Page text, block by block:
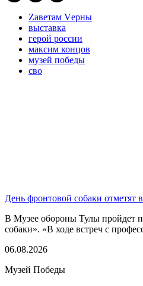
Zаветам Vерны
выставка
герой россии
максим концов
музей победы
сво
День фронтовой собаки отметят
В Музее обороны Тулы пройдет
собаки». «В ходе встреч с
06.08.2026
Музей Победы